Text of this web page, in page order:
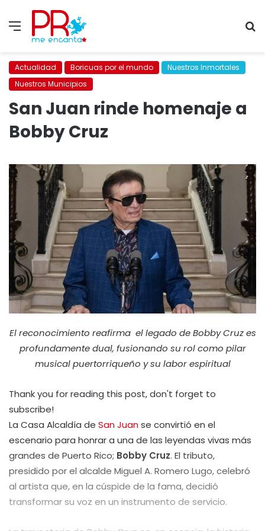
Menu
Actualidad Boricuas por el mundo
Nuestros Inmortales
Nuestros Municipios
San Juan rinde homenaje a
Bobby Cruz
El reconocimiento reafirma el legado de Bobby Cruz es
profundamente dual, fusionando su rol como pilar
musical puertorriqueño y su labor espiritual
Thank you for reading this post, don't forget to
subscribe!
La Casa Alcaldía de San Juan se convirtió en el
escenario para honrar a una de las leyendas vivas más
grandes de Puerto Rico; Bobby Cruz. El tributo,
presidido por el alcalde Miguel A. Romero Lugo, celebró
al artista que, en la cúspide de la fama, decidió
transformar su voz en un instrumento de servicio.